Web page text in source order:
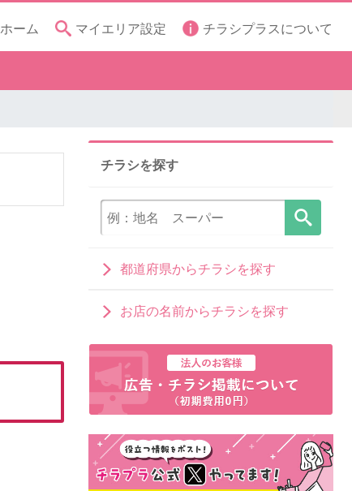
ホーム マイエリア設定 チラシプラスについて
チラシを探す
都道府県からチラシを探す
お店の名前からチラシを探す